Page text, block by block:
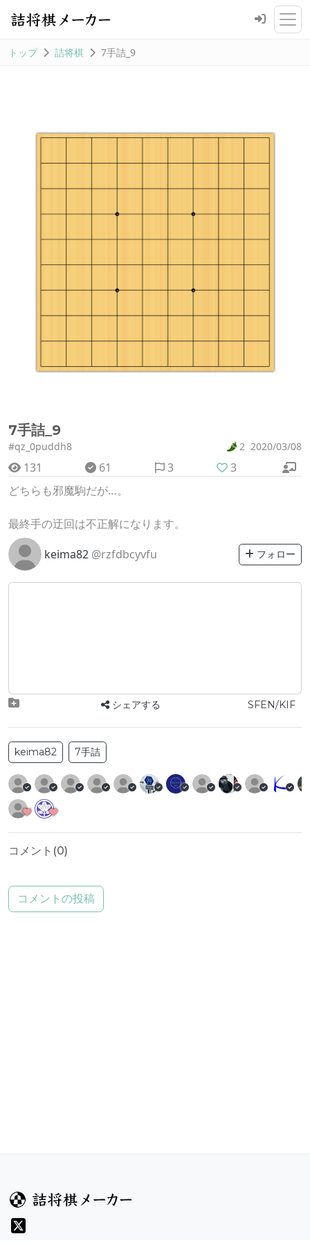
トップ 詰将棋 7手詰_9
7手詰_9
#qz_0puddh8 2 2020/03/08
131 61 3
3
どちらも邪魔駒だが…。
最終手の迂回は不正解になります。
keima82 @rzfdbcyvfu フォロー
シェアする SFEN/KIF
keima82 7手詰
コメント(0)
コメントの投稿